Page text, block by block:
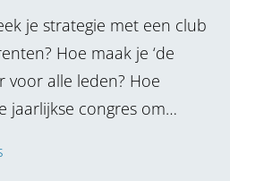
je strategie met een club
Hoe maak je ‘de
voor alle leden? Hoe
jaarlijkse congres om…